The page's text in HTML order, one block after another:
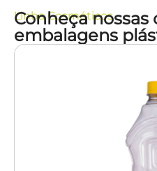
LinhaCosméticos
Conheça nossas
embalagens